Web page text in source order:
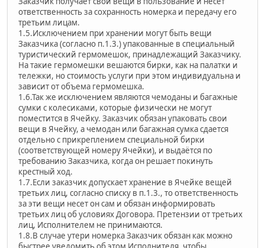
ответственность за сохранность номерка и передачу его
третьим лицам.
1.5.Исключением при хранении могут быть вещи
Заказчика (согласно п.1.3.) упакованные в специальный
туристический гермомешок, принадлежащий Заказчику.
На такие гермомешки вешаются бирки, как на палатки и
тележки, но стоимость услуги при этом индивидуальна и
зависит от объема гермомешка.
1.6.Так же исключением являются чемоданы и багажные
сумки с колесиками, которые физически не могут
поместится в Ячейку. Заказчик обязан упаковать свои
вещи в Ячейку, а чемодан или багажная сумка сдается
отдельно с прикреплением специальной бирки
(соответствующей номеру Ячейки), и выдаётся по
требованию Заказчика, когда он решает покинуть
крестный ход.
1.7.Если заказчик допускает хранение в Ячейке вещей
третьих лиц, согласно списку в п.1.3., то ответственность
за эти вещи несет он сам и обязан информировать
третьих лиц об условиях Договора. Претензии от третьих
лиц, Исполнителем не принимаются.
1.8.В случае утери номерка Заказчик обязан как можно